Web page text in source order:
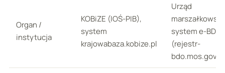
Organ /
instytucja
KOBiZE (IOŚ-PIB),
system
krajowabaza.kobize.pl
Urząd
marszałkowski,
system e-BDO
(rejestr-